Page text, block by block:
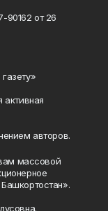
90162 от 26
активная
авторов.
массовой